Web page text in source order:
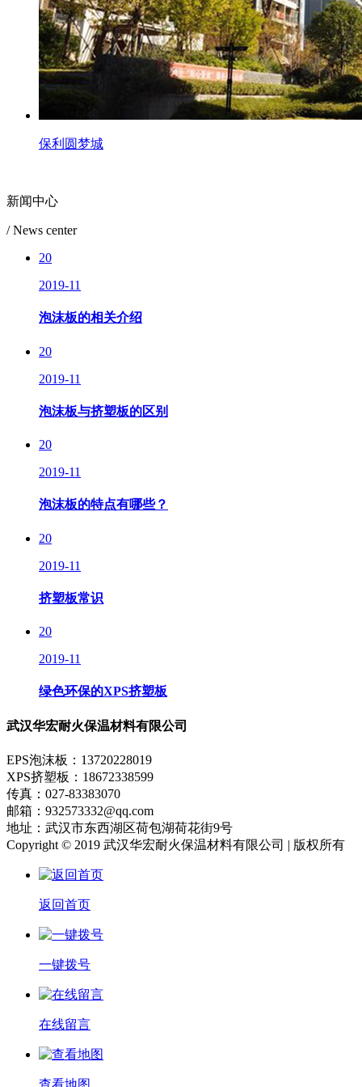
保利圆梦城
新闻中心
/ News center
20
2019-11
泡沫板的相关介绍
20
2019-11
泡沫板与挤塑板的区别
20
2019-11
泡沫板的特点有哪些？
20
2019-11
挤塑板常识
20
2019-11
绿色环保的XPS挤塑板
武汉华宏耐火保温材料有限公司
EPS泡沫板：13720228019
XPS挤塑板：18672338599
传真：027-83383070
邮箱：932573332@qq.com
地址：武汉市东西湖区荷包湖荷花街9号
Copyright © 2019 武汉华宏耐火保温材料有限公司 | 版权所有
返回首页
一键拨号
在线留言
查看地图